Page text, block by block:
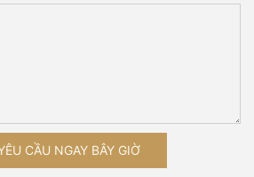
CẦU NGAY BÂY GIỜ